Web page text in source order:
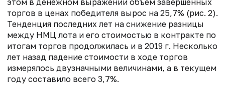
этом в денежном выражении объем завершенных
торгов в ценах победителя вырос на 25,7% (рис. 2).
Тенденция последних лет на снижение разницы
между НМЦ лота и его стоимостью в контракте по
итогам торгов продолжилась и в 2019 г. Несколько
лет назад падение стоимости в ходе торгов
измерялось двузначными величинами, а в текущем
году составило всего 3,7%.